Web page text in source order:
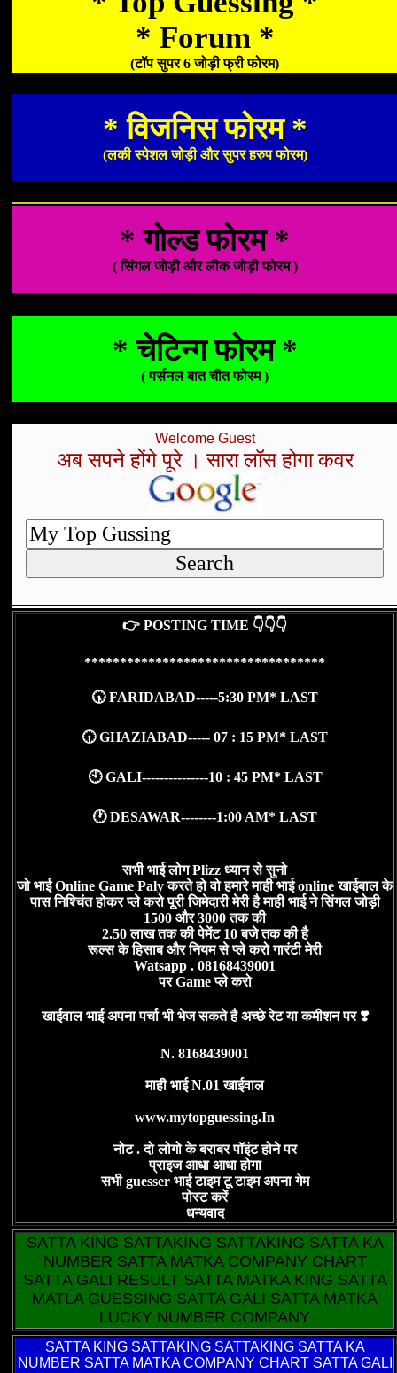
* Forum *
(टॉप सुपर 6 जोड़ी फ्री फोरम)
* विजनिस फोरम *
(लकी स्पेशल जोड़ी और सुपर हरुप फोरम)
* गोल्ड फोरम *
( सिंगल जोड़ी और लीक जोड़ी फोरम )
* चेटिन्ग फोरम *
( पर्सनल बात चीत फोरम )
Welcome Guest
अब सपने होंगे पूरे । सारा लॉस होगा कवर
👉 POSTING TIME 👇👇👇
**********************************
🕠 FARIDABAD-----5:30 PM* LAST
🕡 GHAZIABAD----- 07 : 15 PM* LAST
🕙 GALI---------------10 : 45 PM* LAST
🕐 DESAWAR--------1:00 AM* LAST
सभी भाई लोग Plizz ध्यान से सुनो
जो भाई Online Game Paly करते हो वो हमारे माही भाई online खाईबाल के
पास निश्चिंत होकर प्ले करो पूरी जिमेदारी मेरी है माही भाई ने सिंगल जोड़ी
1500 और 3000 तक की
2.50 लाख तक की पेमेंट 10 बजे तक की है
रूल्स के हिसाब और नियम से प्ले करो गारंटी मेरी
Watsapp . 08168439001
पर Game प्ले करो
खाईवाल भाई अपना पर्चा भी भेज सकते है अच्छे रेट या कमीशन पर ❣️
N. 8168439001
माही भाई N.01 खाईवाल
www.mytopguessing.In
नोट . दो लोगो के बराबर पॉइंट होने पर
प्राइज आधा आधा होगा
सभी guesser भाई टाइम टू टाइम अपना गेम
पोस्ट करें
धन्यवाद
SATTA KING SATTAKING SATTAKING SATTA KA
NUMBER SATTA MATKA COMPANY CHART
SATTA GALI RESULT SATTA MATKA KING SATTA
MATLA GUESSING SATTA GALI SATTA MATKA
LUCKY NUMBER COMPANY
SATTA KINGSATTAKING SATTAKING SATTA KA
NUMBER SATTA MATKA COMPANY CHART SATTA GALI